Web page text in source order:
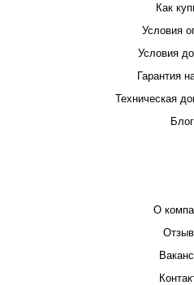
Как
Условия
Условия
Гарантия
Техническая
Блог
О